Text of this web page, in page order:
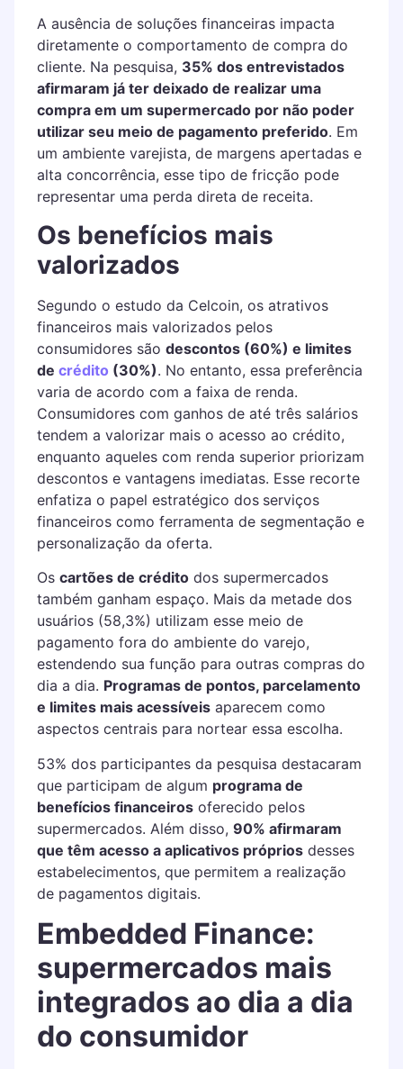
A ausência de soluções financeiras impacta
diretamente o comportamento de compra do
cliente. Na pesquisa, 35% dos entrevistados
afirmaram já ter deixado de realizar uma
compra em um supermercado por não poder
utilizar seu meio de pagamento preferido. Em
um ambiente varejista, de margens apertadas e
alta concorrência, esse tipo de fricção pode
representar uma perda direta de receita.
Os benefícios mais
valorizados
Segundo o estudo da Celcoin, os atrativos
financeiros mais valorizados pelos
consumidores são descontos (60%) e limites
de crédito (30%). No entanto, essa preferência
varia de acordo com a faixa de renda.
Consumidores com ganhos de até três salários
tendem a valorizar mais o acesso ao crédito,
enquanto aqueles com renda superior priorizam
descontos e vantagens imediatas. Esse recorte
enfatiza o papel estratégico dos serviços
financeiros como ferramenta de segmentação e
personalização da oferta.
Os cartões de créditodos supermercados
também ganham espaço. Mais da metade dos
usuários (58,3%) utilizam esse meio de
pagamento fora do ambiente do varejo,
estendendo sua função para outras compras do
dia a dia. Programas de pontos, parcelamento
e limites mais acessíveisaparecem como
aspectos centrais para nortear essa escolha.
53% dos participantes da pesquisa destacaram
que participam de algum programa de
benefícios financeirosoferecido pelos
supermercados. Além disso, 90% afirmaram
que têm acesso a aplicativos própriosdesses
estabelecimentos, que permitem a realização
de pagamentos digitais.
Embedded Finance:
supermercados mais
integrados ao dia a dia
do consumidor